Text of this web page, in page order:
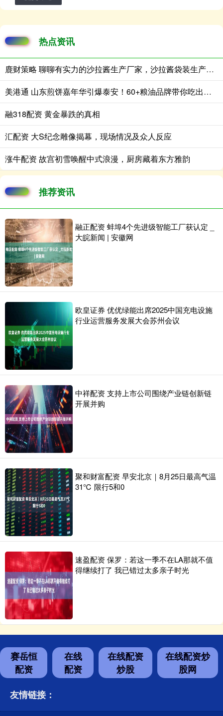
热点资讯
鹿财策略 聊聊有实力的沙拉酱生产厂家，沙拉酱袋装生产性价比高的推荐
美港通 山东煎饼嘉年华引爆泰安！60+粮油品牌带你吃出新花样
融318配资 黄金暴跌的真相
汇配资 大S纪念雕像揭幕，现场情况及众人反应
涨牛配资 故宫初雪唤醒中式浪漫，厨房藏着东方雅韵
推荐资讯
融正配资 蚌埠4个先进级智能工厂获认定 _
大皖新闻 | 安徽网
欧皇证券 优优绿能出席2025中国充电设施
行业运营服务发展大会苏州会议
中祥配资 支持上市公司围绕产业链创新链
开展并购
聚和财富配资 早安北京｜8月25日最高气温
31℃ 限行5和0
速盈配资 保罗：若这一季不在LA那就不值
得继续打了 我已错过太多亲子时光
赛岳恒
配资
在线
配资
在线配资
炒股
在线配资炒
股网
友情链接：